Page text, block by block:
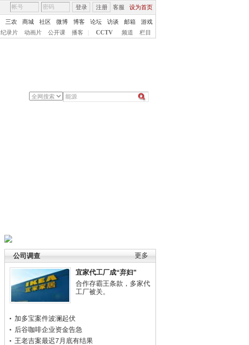
客服 设为首页
登录 注册
三农 商城 社区 微博 博客 论坛 访谈 邮箱
游戏
纪录片 动画片 公开课 播客 CCTV 频道 栏目
更多
公司调查
宜家代工厂成“弃妇”
合作存霸王条款，多家代
工厂被关。
加多宝案件波澜起伏
后谷咖啡企业资金告急
王老吉案最迟7月底有结果